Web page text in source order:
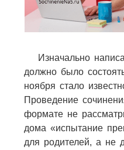
Изначально
должно было
ноября стало
Проведение
формате не
дома «испытание
для родителей, а не